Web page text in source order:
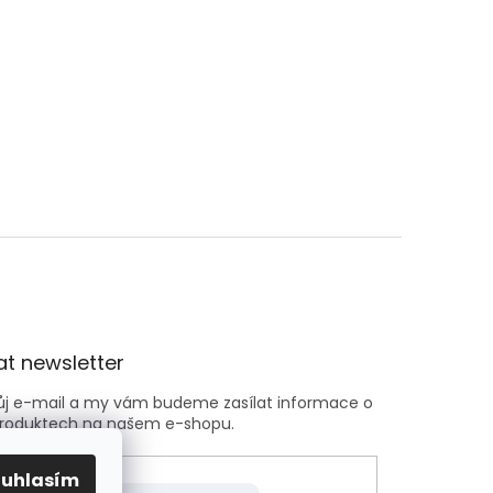
newsletter
e-mail a my vám budeme zasílat informace o
na našem e-shopu.